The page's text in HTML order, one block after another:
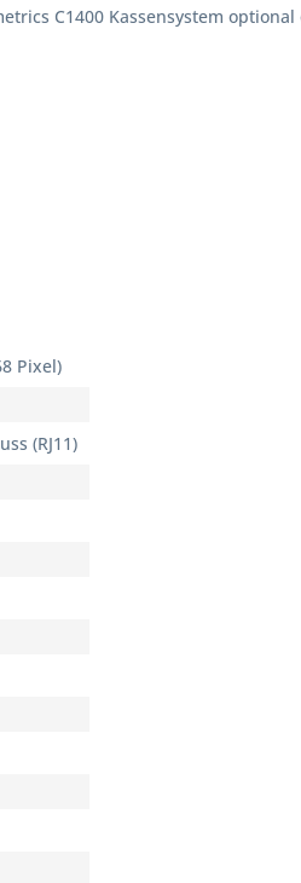
C1400 Kassensystem
Pixel)
(RJ11)